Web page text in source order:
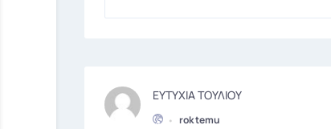
ΕΥΤΥΧΙΑ ΤΟΥΛΙΟΥ
• rok temu